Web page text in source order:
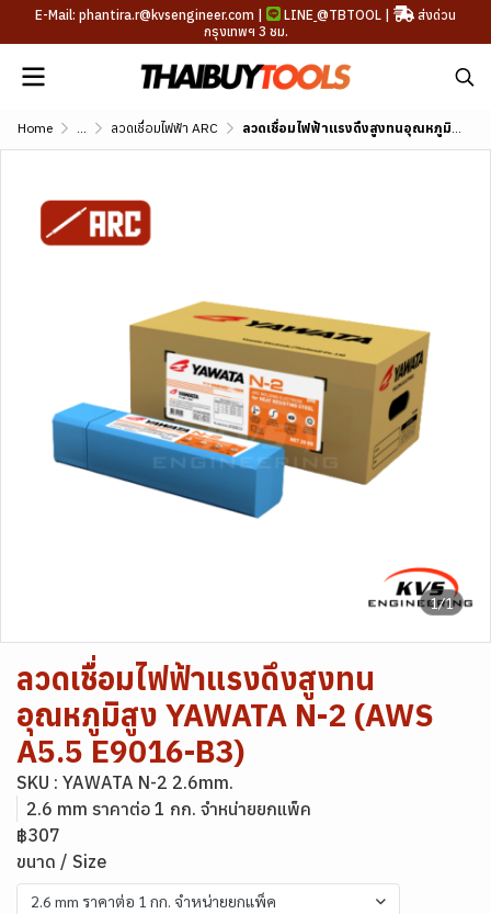
E-Mail: phantira.r@kvsengineer.com | LINE @TBTOOL |
ส่งด่วน
กรุงเทพฯ 3 ชม.
Home ... ลวดเชื่อมไฟฟ้า ARC ลวดเชื่อมไฟฟ้าแรงดึงสูงทนอุณหภูมิสูง YAWATA N-2 (AWS A5.5 E9016-B3)
1/1
ลวดเชื่อมไฟฟ้าแรงดึงสูงทน
อุณหภูมิสูง YAWATA N-2 (AWS
A5.5 E9016-B3)
SKU : YAWATA N-2 2.6mm.
2.6 mm ราคาต่อ 1 กก. จำหน่ายยกแพ็ค
฿307
ขนาด / Size
2.6 mm ราคาต่อ 1 กก. จำหน่ายยกแพ็ค